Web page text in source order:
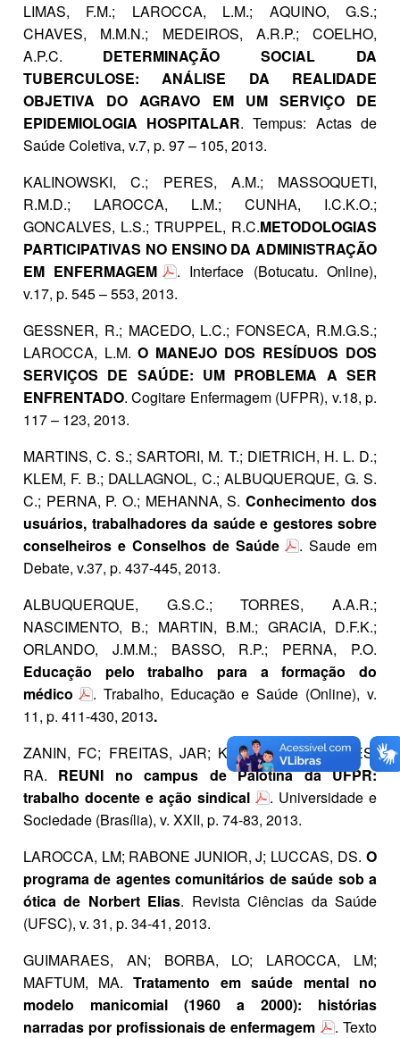
LIMAS, F.M.; LAROCCA, L.M.; AQUINO, G.S.;
CHAVES, M.M.N.; MEDEIROS, A.R.P.; COELHO,
A.P.C. DETERMINAÇÃO SOCIAL DA
TUBERCULOSE: ANÁLISE DA REALIDADE
OBJETIVA DO AGRAVO EM UM SERVIÇO DE
EPIDEMIOLOGIA HOSPITALAR. Tempus: Actas de
Saúde Coletiva, v.7, p. 97 – 105, 2013.
KALINOWSKI, C.; PERES, A.M.; MASSOQUETI,
R.M.D.; LAROCCA, L.M.; CUNHA, I.C.K.O.;
GONCALVES, L.S.; TRUPPEL, R.C.METODOLOGIAS
PARTICIPATIVAS NO ENSINO DA ADMINISTRAÇÃO
EM ENFERMAGEM
. Interface (Botucatu. Online),
v.17, p. 545 – 553, 2013.
GESSNER, R.; MACEDO, L.C.; FONSECA, R.M.G.S.;
LAROCCA, L.M. O MANEJO DOS RESÍDUOS DOS
SERVIÇOS DE SAÚDE: UM PROBLEMA A SER
ENFRENTADO. Cogitare Enfermagem (UFPR), v.18, p.
117 – 123, 2013.
MARTINS, C. S.; SARTORI, M. T.; DIETRICH, H. L. D.;
KLEM, F. B.; DALLAGNOL, C.; ALBUQUERQUE, G. S.
C.; PERNA, P. O.; MEHANNA, S. Conhecimento dos
usuários, trabalhadores da saúde e gestores sobre
conselheiros e Conselhos de Saúde
. Saude em
Debate, v.37, p. 437-445, 2013.
ALBUQUERQUE, G.S.C.; TORRES, A.A.R.;
NASCIMENTO, B.; MARTIN, B.M.; GRACIA, D.F.K.;
ORLANDO, J.M.M.; BASSO, R.P.; PERNA, P.O.
Educação pelo trabalho para a formação do
médico
. Trabalho, Educação e Saúde (Online), v.
11, p. 411-430, 2013.
ZANIN, FC; FREITAS, JAR; KUNZLE, LA; TOSTES,
RA. REUNI no campus de Palotina da UFPR:
trabalho docente e ação sindical
. Universidade e
Sociedade (Brasília), v. XXII, p. 74-83, 2013.
LAROCCA, LM; RABONE JUNIOR, J; LUCCAS, DS. O
programa de agentes comunitários de saúde sob a
ótica de Norbert Elias. Revista Ciências da Saúde
(UFSC), v. 31, p. 34-41, 2013.
GUIMARAES, AN; BORBA, LO; LAROCCA, LM;
MAFTUM, MA. Tratamento em saúde mental no
modelo manicomial (1960 a 2000): histórias
narradas por profissionais de enfermagem
. Texto